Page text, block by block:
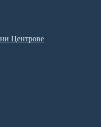
Центрове